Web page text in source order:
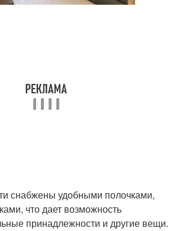
снабжены удобными полочками,
что дает возможность
принадлежности и другие вещи.